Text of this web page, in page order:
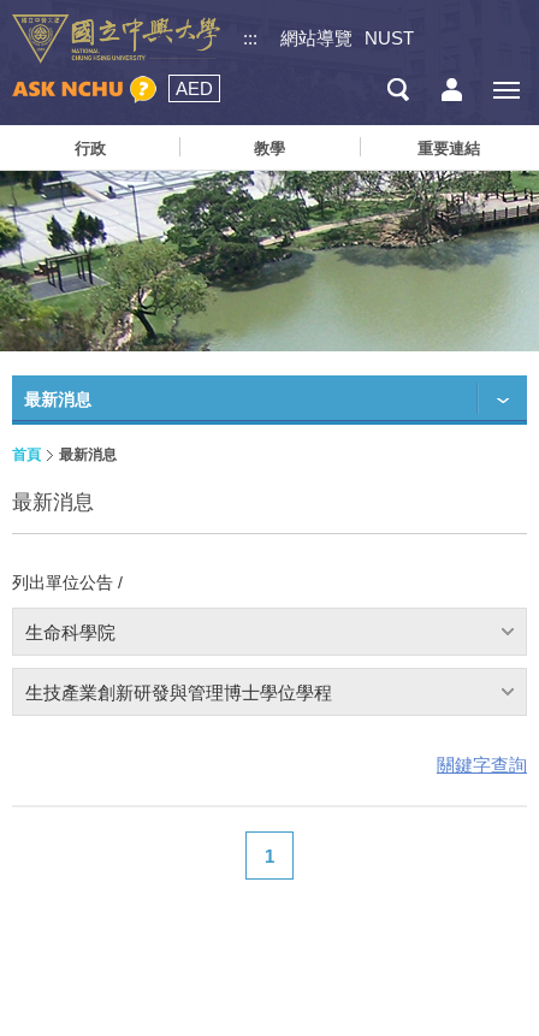
::: 網站導覽 NUST
AED
行政 教學 重要連結
最新消息
首頁 最新消息
最新消息
列出單位公告 /
生命科學院
生技產業創新研發與管理博士學位學程
關鍵字查詢
1